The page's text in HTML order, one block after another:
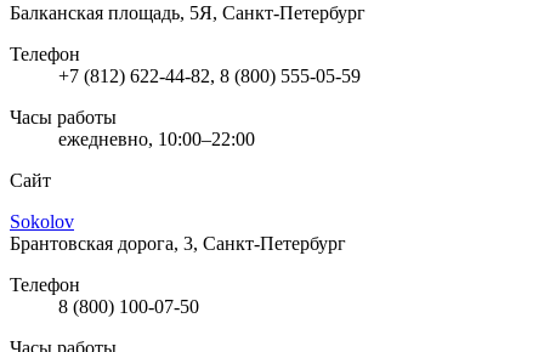
Балканская площадь, 5Я, Санкт-Петербург
Телефон
+7 (812) 622-44-82, 8 (800) 555-05-59
Часы работы
ежедневно, 10:00–22:00
Сайт
Sokolov
Брантовская дорога, 3, Санкт-Петербург
Телефон
8 (800) 100-07-50
Часы работы